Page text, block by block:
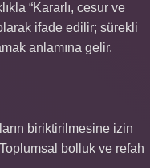
“Kararlı, cesur ve
ifade edilir; sürekli
anlamına gelir.
biriktirilmesine izin
bolluk ve refah